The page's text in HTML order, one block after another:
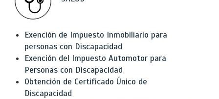
Exención de Impuesto Inmobiliario para
personas con Discapacidad
Exención del Impuesto Automotor para
Personas con Discapacidad
Obtención de Certificado Único de
Discapacidad